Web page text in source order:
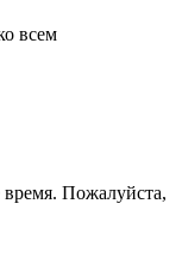
всем
Пожалуйста,